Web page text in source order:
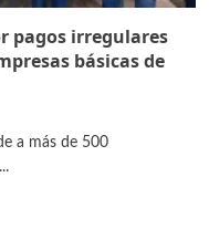
pagos irregulares
básicas de
a más de 500